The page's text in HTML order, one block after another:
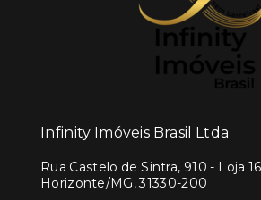
Infinity Imóveis Brasil Ltda
Rua Castelo de Sintra, 910 - Loja
Horizonte/MG, 31330-200